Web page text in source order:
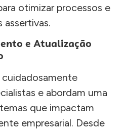
otimizar processos e
assertivas.
e Atualização
cuidadosamente
e abordam uma
que impactam
empresarial. Desde